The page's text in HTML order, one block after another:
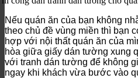
Nếu quán ăn của bạn không
theo chủ đề vùng miền thì bạn
hợp với nội thất quán ăn của
hòa giữa giấy dán tường xung
với tranh dán tường để không
ngay khi khách vừa bước vào